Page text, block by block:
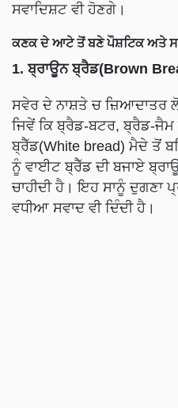
ਸਵਾਦਿਸ਼ਟ ਵੀ ਹੋਣਗੇ।
ਕਣਕ ਦੇ ਆਟੇ ਤੋਂ ਬਣੇ ਪੌਸ਼ਟਿਕ ਅਤੇ
1. ਬ੍ਰਾਊਨ ਬ੍ਰੈਡ(Brown
ਸਵੇਰ ਦੇ ਨਾਸ਼ਤੇ ਚ ਜ਼ਿਆਦਾਤਰ
ਜਿਵੇਂ ਕਿ ਬ੍ਰੈਡ-ਬਟਰ, ਬ੍ਰੈਡ-
ਬ੍ਰੈੱਡ(White bread) ਮੈਦੇ ਤੋਂ
ਨੂੰ ਵਾਈਟ ਬ੍ਰੈੱਡ ਦੀ ਬਜਾਏ
ਚਾਹੀਦੀ ਹੈ। ਇਹ ਸਾਨੂੰ ਦੁਗਣਾ
ਵਧੀਆ ਸਵਾਦ ਵੀ ਦਿੰਦੀ ਹੈ।